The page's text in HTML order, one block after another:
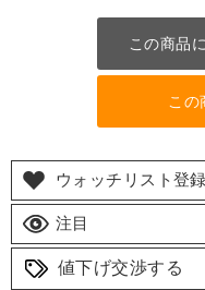
この商品
この
ウォッチリスト登
注目
値下げ交渉する